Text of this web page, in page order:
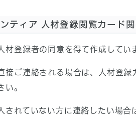
ティア 人材登録閲覧カード
材登録者の同意を得て作成して
接ご連絡される場合は、人材登
い。
されていない方に連絡したい場